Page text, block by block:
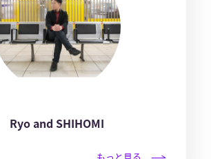
Ryo and SHIHOMI